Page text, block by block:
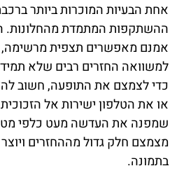
אחת הבעיות המוכרות ביותר
ההשתקפות המתמדת מהחלונות.
אמנם מאפשרים תצפית מרשימה,
למשוואה החזרים רבים שלא
כדי לצמצם את התופעה, חשוב
או את הטלפון ישירות אל הזכוכית
שמפנה את העדשה מעט כלפי
מצמצם חלק גדול מההחזרים ויוצר
בתמונה.